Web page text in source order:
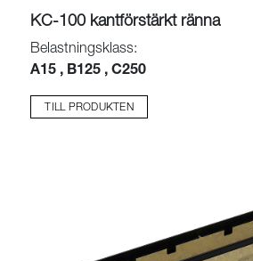
KC-100 kantförstärkt ränna
Belastningsklass:
A15 , B125 , C250
TILL PRODUKTEN